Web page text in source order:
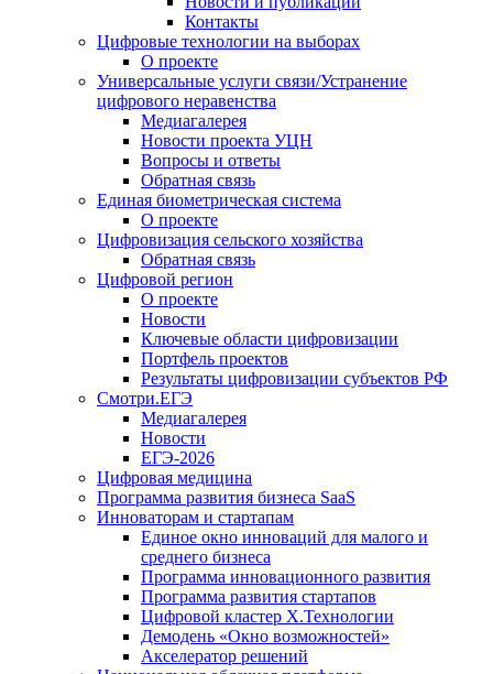
Контакты
Цифровые технологии на выборах
О проекте
Универсальные услуги связи/Устранение
цифрового неравенства
Медиагалерея
Новости проекта УЦН
Вопросы и ответы
Обратная связь
Единая биометрическая система
О проекте
Цифровизация сельского хозяйства
Обратная связь
Цифровой регион
О проекте
Новости
Ключевые области цифровизации
Портфель проектов
Результаты цифровизации субъектов РФ
Смотри.ЕГЭ
Медиагалерея
Новости
ЕГЭ-2026
Цифровая медицина
Программа развития бизнеса SaaS
Инноваторам и стартапам
Единое окно инноваций для малого и
среднего бизнеса
Программа инновационного развития
Программа развития стартапов
Цифровой кластер X.Технологии
Демодень «Окно возможностей»
Акселератор решений